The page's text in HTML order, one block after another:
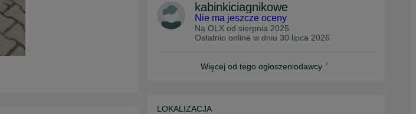
kabinkiciagnikowe
Nie ma jeszcze oceny
Na OLX od sierpnia 2025
Ostatnio online w dniu 30 lipca 2026
Więcej od tego ogłoszeniodawcy
LOKALIZACJA